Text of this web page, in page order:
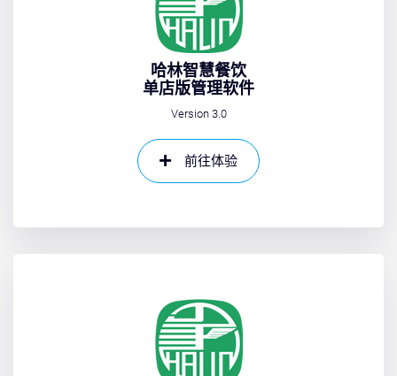
哈林智慧餐饮
单店版管理软件
Version 3.0
前往体验